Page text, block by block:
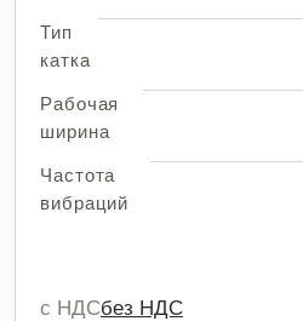
Тип
катка
Рабочая
ширина
Частота
вибраций
с НДСбез НДС